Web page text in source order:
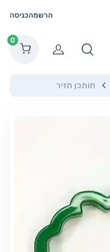
הרשמהכניסה
הרשמה
0
חותכן חזיר